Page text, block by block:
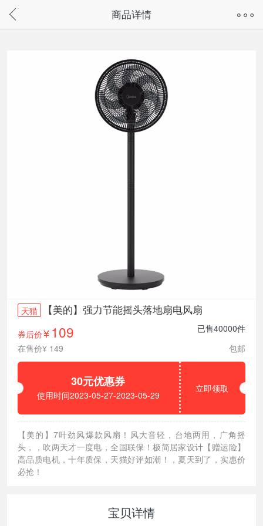
请通过微信或支付宝搜“奇兔客小程序”访问
商品详情
天猫 【美的】强力节能摇头落地扇电风扇
券后价¥ 109
已售40000件
在售价¥ 149
包邮
30元优惠券
使用时间2023-05-27-2023-05-29
立即领取
【美的】7叶劲风爆款风扇！风大音轻，台地两用，广角摇
头，，吹两天才一度电，全国联保！极简居家设计【赠运险】
高品质电机，十年质保，天猫好评如潮！，夏天到了，实惠价
必抢！
宝贝详情